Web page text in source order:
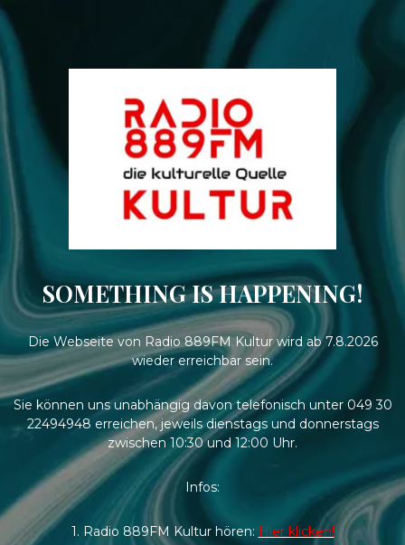
SOMETHING IS HAPPENING!
Die Webseite von Radio 889FM Kultur wird ab 7.8.2026
wieder erreichbar sein.
Sie können uns unabhängig davon telefonisch unter 049 30
22494948 erreichen, jeweils dienstags und donnerstags
zwischen 10:30 und 12:00 Uhr.
Infos:
1. Radio 889FM Kultur hören: Hier klicken!